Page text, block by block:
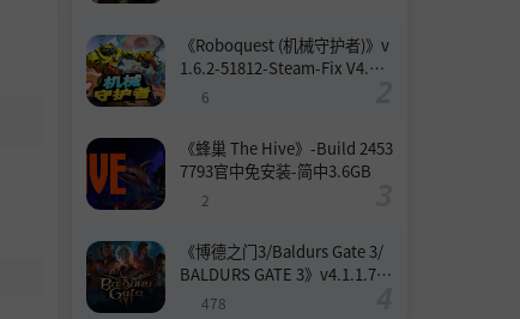
《Roboquest (机械守护者)》v
1.6.2-51812-Steam-Fix V4.联
机版官中简体
6
《蜂巢 The Hive》-Build 2453
7793官中免安装-简中3.6GB
2
《博德之门3/Baldurs Gate 3/
BALDURS GATE 3》v4.1.1.739
8727-Build 24532579官中免安
478